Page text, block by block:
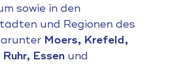
sowie in den
und Regionen des
Moers, Krefeld,
Essen und